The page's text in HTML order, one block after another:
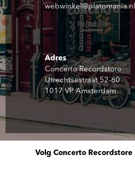
webwinkel@platomania.nl
Adres
Concerto Recordstore
Utrechtsestraat 52-60
1017 VP Amsterdam
Volg Concerto Recordstore